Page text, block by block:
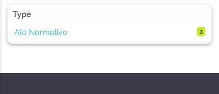
Type
Ato Normativo
3